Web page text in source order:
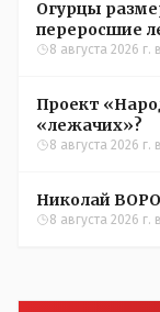
Огурцы
переросшие
зимой
8 августа 2026 г.
Проект «Народный
«лежачих»?
8 августа 2026 г.
Николай
8 августа 2026 г.